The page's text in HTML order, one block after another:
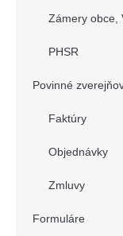
Zámery obce,
PHSR
Povinné
Faktúry
Objednávky
Zmluvy
Formuláre